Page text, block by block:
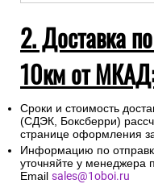
2. Доставка
10км от
Сроки и стоимость
(СДЭК, Боксберри)
странице оформления
Информацию по
уточняйте у менеджера
Email sales@1oboi.ru